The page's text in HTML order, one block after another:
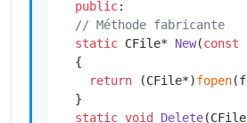
public:
// Méthode fabricante
static CFile* New(const
{
return (CFile*)fopen
  }
static void Delete